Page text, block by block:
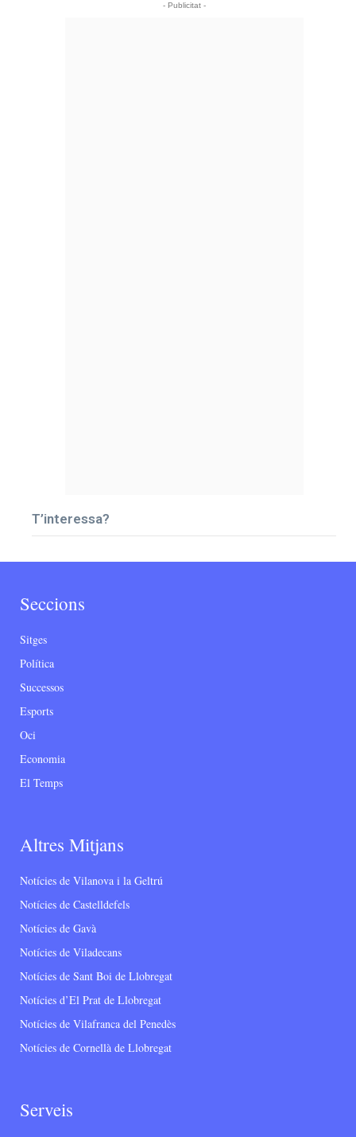
- Publicitat -
T’interessa?
Seccions
Sitges
Política
Successos
Esports
Oci
Economia
El Temps
Altres Mitjans
Notícies de Vilanova i la Geltrú
Notícies de Castelldefels
Notícies de Gavà
Notícies de Viladecans
Notícies de Sant Boi de Llobregat
Notícies d’El Prat de Llobregat
Notícies de Vilafranca del Penedès
Notícies de Cornellà de Llobregat
Serveis